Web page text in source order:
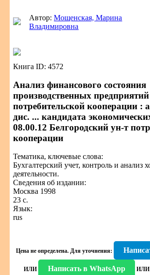
Автор:Мощенская, Марина
Владимировна
Книга ID: 4572
Анализ финансового состояния
производственных предприятий
потребительской кооперации :
дис. ... кандидата
08.00.12 Белгородский ун-т
кооперации
Тематика, ключевые слова:
Бухгалтерский учет, контроль и анализ
деятельности.
Сведения об издании:
Москва 1998
23 с.
Язык:
rus
Цена не определена. Для уточнения:
ИЛИ Написать в WhatsApp ИЛИ